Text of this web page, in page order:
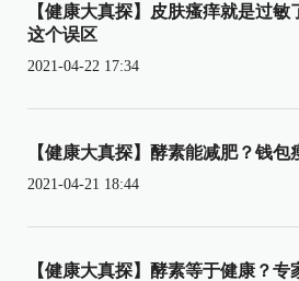
【健康大真探】皮肤瘙痒就是过
这个误区
2021-04-22 17:34
【健康大真探】酵素能减肥？钱包
2021-04-21 18:44
【健康大真探】酵素等于健康？